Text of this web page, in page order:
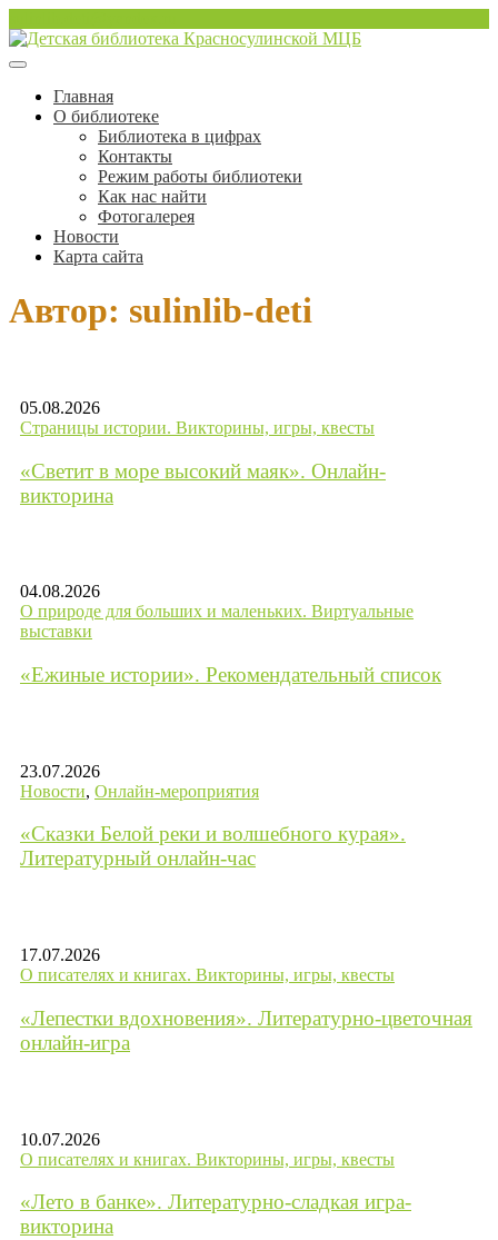
к
содержимому
Детская библиотека
Красносулинской МЦБ
Красносулинская Детская библиотека
Главная
О библиотеке
Библиотека в цифрах
Контакты
Режим работы библиотеки
Как нас найти
Фотогалерея
Новости
Карта сайта
Автор: sulinlib-deti
05.08.2026
Страницы истории. Викторины, игры, квесты
«Светит в море высокий маяк». Онлайн-
викторина
04.08.2026
О природе для больших и маленьких. Виртуальные
выставки
«Ежиные истории». Рекомендательный список
23.07.2026
Новости, Онлайн-мероприятия
«Сказки Белой реки и волшебного курая».
Литературный онлайн-час
17.07.2026
О писателях и книгах. Викторины, игры, квесты
«Лепестки вдохновения». Литературно-цветочная
онлайн-игра
10.07.2026
О писателях и книгах. Викторины, игры, квесты
«Лето в банке». Литературно-сладкая игра-
викторина